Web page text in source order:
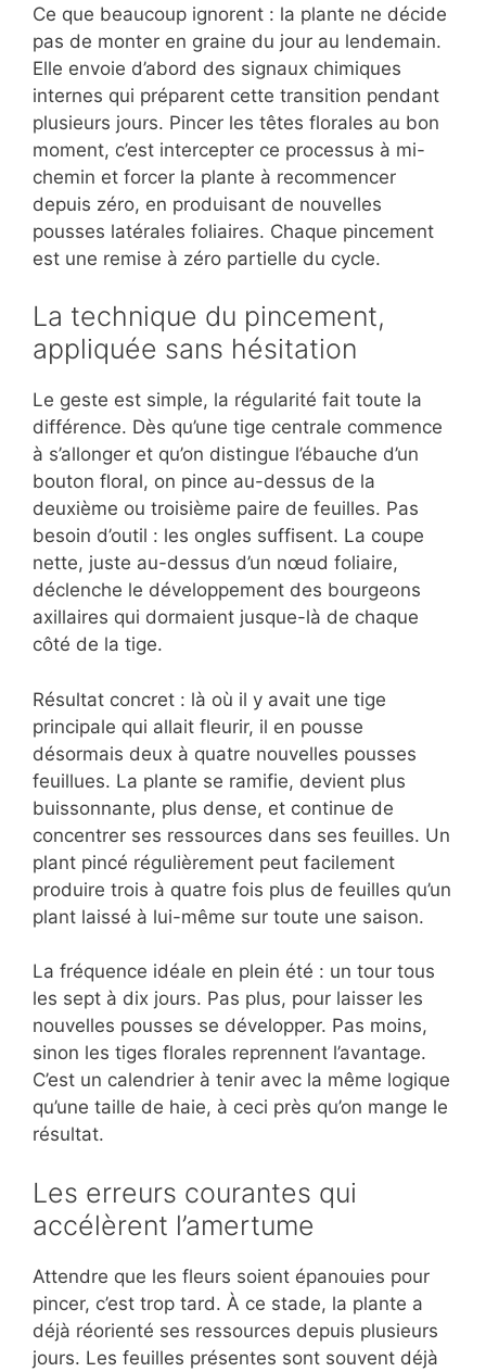
Ce que beaucoup ignorent : la plante ne décide
pas de monter en graine du jour au lendemain.
Elle envoie d’abord des signaux chimiques
internes qui préparent cette transition pendant
plusieurs jours. Pincer les têtes florales au bon
moment, c’est intercepter ce processus à mi-
chemin et forcer la plante à recommencer
depuis zéro, en produisant de nouvelles
pousses latérales foliaires. Chaque pincement
est une remise à zéro partielle du cycle.
La technique du pincement,
appliquée sans hésitation
Le geste est simple, la régularité fait toute la
différence. Dès qu’une tige centrale commence
à s’allonger et qu’on distingue l’ébauche d’un
bouton floral, on pince au-dessus de la
deuxième ou troisième paire de feuilles. Pas
besoin d’outil : les ongles suffisent. La coupe
nette, juste au-dessus d’un nœud foliaire,
déclenche le développement des bourgeons
axillaires qui dormaient jusque-là de chaque
côté de la tige.
Résultat concret : là où il y avait une tige
principale qui allait fleurir, il en pousse
désormais deux à quatre nouvelles pousses
feuillues. La plante se ramifie, devient plus
buissonnante, plus dense, et continue de
concentrer ses ressources dans ses feuilles. Un
plant pincé régulièrement peut facilement
produire trois à quatre fois plus de feuilles qu’un
plant laissé à lui-même sur toute une saison.
La fréquence idéale en plein été : un tour tous
les sept à dix jours. Pas plus, pour laisser les
nouvelles pousses se développer. Pas moins,
sinon les tiges florales reprennent l’avantage.
C’est un calendrier à tenir avec la même logique
qu’une taille de haie, à ceci près qu’on mange le
résultat.
Les erreurs courantes qui
accélèrent l’amertume
Attendre que les fleurs soient épanouies pour
pincer, c’est trop tard. À ce stade, la plante a
déjà réorienté ses ressources depuis plusieurs
jours. Les feuilles présentes sont souvent déjà